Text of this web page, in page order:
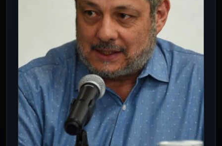
hard discount sacude al…